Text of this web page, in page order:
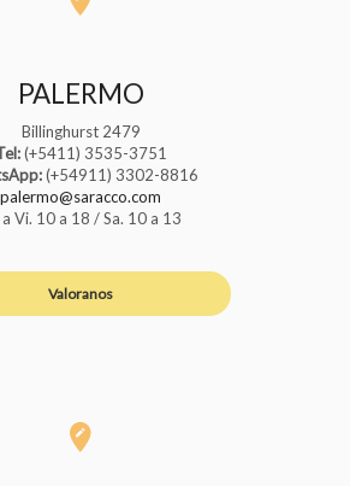
PALERMO
Billinghurst 2479
(+5411) 3535-3751
(+54911) 3302-8816
palermo@saracco.com
a Vi. 10 a 18 / Sa. 10 a 13
Valoranos